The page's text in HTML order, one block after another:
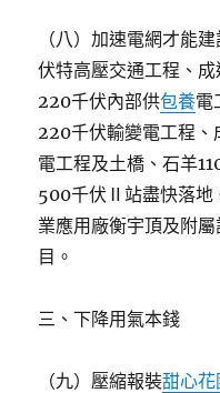
（八）加速電網才能
伏特高壓交通工程、
220千伏內部供包養電
220千伏輸變電工程、
電工程及土橋、石羊
500千伏Ⅱ站盡快落地
業應用廠衡宇頂及附
目。
三、下降用氣本錢
（九）壓縮報裝甜心花